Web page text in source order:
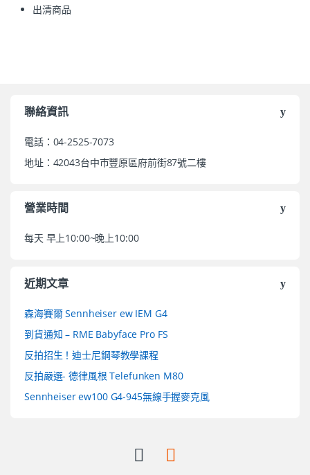
出清商品
聯絡資訊
電話：04-2525-7073
地址：42043台中市豐原區府前街87號二樓
營業時間
每天 早上10:00~晚上10:00
近期文章
森海賽爾 Sennheiser ew IEM G4
到貨通知 – RME Babyface Pro FS
反拍招生！迪士尼鋼琴教學課程
反拍嚴選- 德律風根 Telefunken M80
Sennheiser ew100 G4-945無線手握麥克風